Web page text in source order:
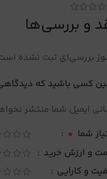
و بررسی‌ها
بررسی‌ای ثبت نشده
کسی باشید که
ایمیل شما منتشر
شما *
و ارزش خرید
و کارایی